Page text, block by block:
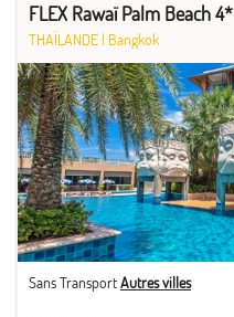
FLEX Rawaï Palm Beach 4*
THAÏLANDE | Bangkok
Sans TransportAutres villes